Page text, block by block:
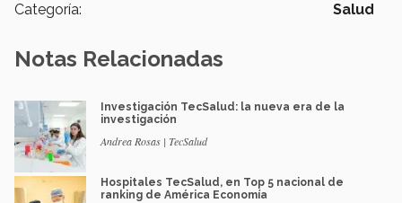
Categoría: Salud
Notas Relacionadas
Investigación TecSalud: la nueva era de la
investigación
Andrea Rosas | TecSalud
Hospitales TecSalud, en Top 5 nacional de
ranking de América Economía